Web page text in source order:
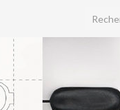
Search